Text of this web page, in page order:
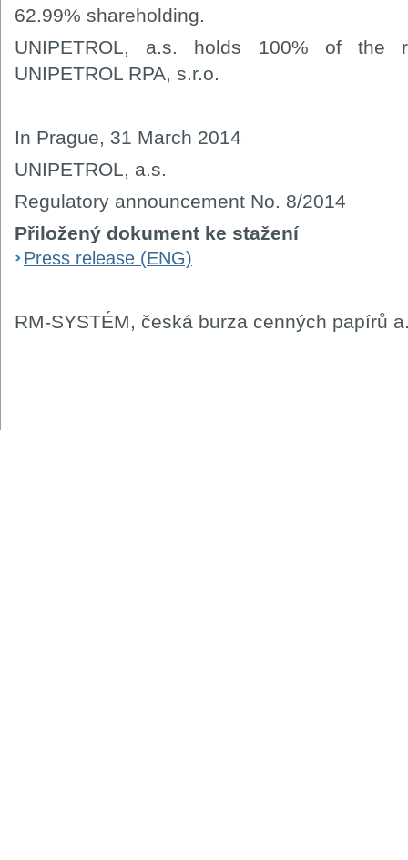
62.99% shareholding.
UNIPETROL, a.s. holds 100% of the
UNIPETROL RPA, s.r.o.
In Prague, 31 March 2014
UNIPETROL, a.s.
Regulatory announcement No. 8/2014
Přiložený dokument ke stažení
Press release (ENG)
RM-SYSTÉM, česká burza cenných papírů